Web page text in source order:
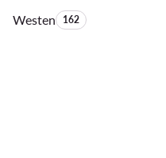
WestenAnzahl der Produkte:
162